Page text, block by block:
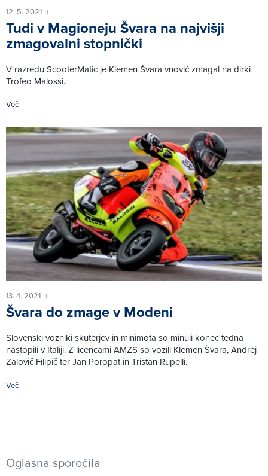
12. 5. 2021 |
Tudi v Magioneju Švara na najvišji
zmagovalni stopnički
V razredu ScooterMatic je Klemen Švara vnovič zmagal na dirki
Trofeo Malossi.
Več
13. 4. 2021 |
Švara do zmage v Modeni
Slovenski vozniki skuterjev in minimota so minuli konec tedna
nastopili v Italiji. Z licencami AMZS so vozili Klemen Švara, Andrej
Zalovič Filipič ter Jan Poropat in Tristan Rupelli.
Več
Oglasna sporočila